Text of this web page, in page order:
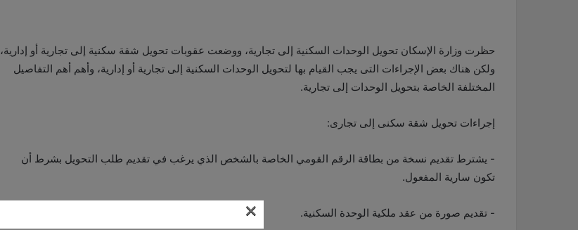
حظرت وزارة الإسكان تحويل الوحدات السكنية إلى تجارية، ووضعت عقوبات تحويل شقة سكنية إلى تجارية أو إدارية،
ولكن هناك بعض الإجراءات التى يجب القيام بها لتحويل الوحدات السكنية إلى تجارية أو إدارية، وأهم أهم التفاصيل
المختلفة الخاصة بتحويل الوحدات إلى تجارية.
إجراءات تحويل شقة سكنى إلى تجارى:
- يشترط تقديم نسخة من بطاقة الرقم القومي الخاصة بالشخص الذي يرغب في تقديم طلب التحويل بشرط أن
تكون سارية المفعول.
- تقديم صورة من عقد ملكية الوحدة السكنية. ×